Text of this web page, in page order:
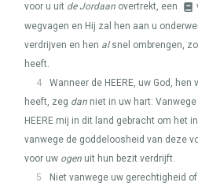
voor u uit de Jordaan overtrekt, een
wegvagen en Hij zal hen aan u
verdrijven en hen alsnel ombrengen,
heeft.
4
Wanneer de HEERE, uw God, hen
heeft, zeg dan niet in uw hart:
HEERE mij in dit land gebracht om het
vanwege de goddeloosheid van deze
voor uw ogen uit hun bezit verdrijft.
5
Niet vanwege uw gerechtigheid